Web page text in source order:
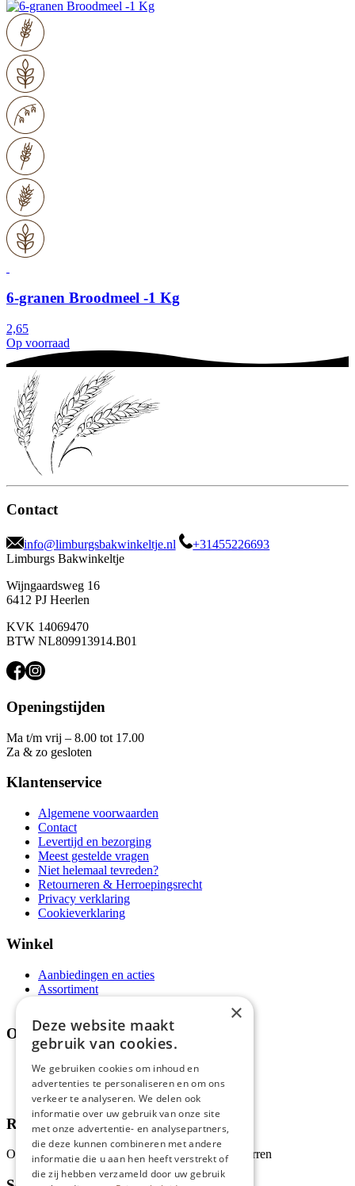
6-granen Broodmeel -1 Kg
2,65
Op voorraad
Contact
info@limburgsbakwinkeltje.nl
+31455226693
Limburgs Bakwinkeltje
Wijngaardsweg 16
6412 PJ Heerlen
KVK 14069470
BTW NL809913914.B01
Openingstijden
Ma t/m vrij – 8.00 tot 17.00
Za & zo gesloten
Klantenservice
Algemene voorwaarden
Contact
Levertijd en bezorging
Meest gestelde vragen
Niet helemaal tevreden?
Retourneren & Herroepingsrecht
Privacy verklaring
Cookieverklaring
Winkel
Aanbiedingen en acties
Assortiment
Over ons
Wie zijn wij?
Recepten
Tips
Recensies
Onze klanten waarderen ons met 4.9 van de 5 sterren
×
Deze website maakt
gebruik van cookies.
We gebruiken cookies om inhoud en
advertenties te personaliseren en om ons
verkeer te analyseren. We delen ook
informatie over uw gebruik van onze site
met onze advertentie- en analysepartners,
die deze kunnen combineren met andere
informatie die u aan hen heeft verstrekt of
die zij hebben verzameld door uw gebruik